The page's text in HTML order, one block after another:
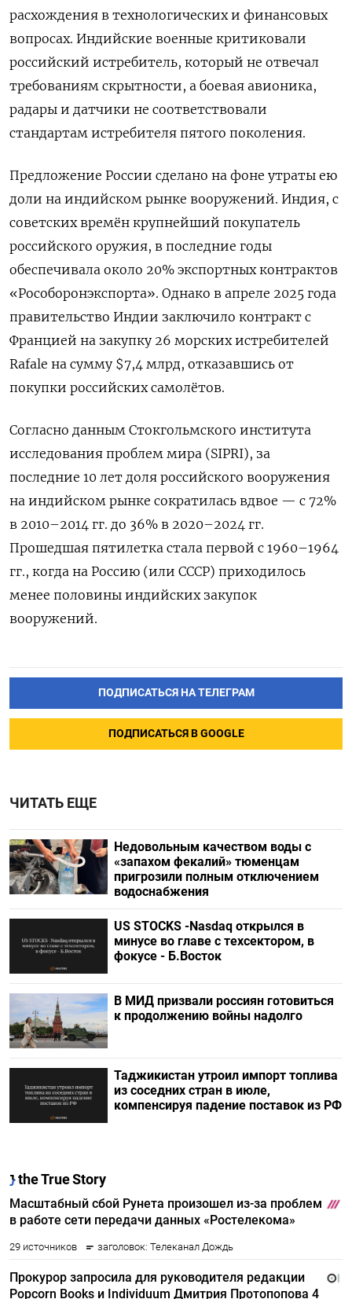
расхождения в технологических и финансовых
вопросах. Индийские военные критиковали
российский истребитель, который не отвечал
требованиям скрытности, а боевая авионика,
радары и датчики не соответствовали
стандартам истребителя пятого поколения.
Предложение России сделано на фоне утраты ею
доли на индийском рынке вооружений. Индия, с
советских времён крупнейший покупатель
российского оружия, в последние годы
обеспечивала около 20% экспортных контрактов
«Рособоронэкспорта». Однако в апреле 2025 года
правительство Индии заключило контракт с
Францией на закупку 26 морских истребителей
Rafale на сумму $7,4 млрд, отказавшись от
покупки российских самолётов.
Согласно данным Стокгольмского института
исследования проблем мира (SIPRI), за
последние 10 лет доля российского вооружения
на индийском рынке сократилась вдвое — с 72%
в 2010–2014 гг. до 36% в 2020–2024 гг.
Прошедшая пятилетка стала первой с 1960–1964
гг., когда на Россию (или СССР) приходилось
менее половины индийских закупок
вооружений.
ПОДПИСАТЬСЯ НА ТЕЛЕГРАМ
ПОДПИСАТЬСЯ В GOOGLE
ЧИТАТЬ ЕЩЕ
Недовольным качеством воды с
«запахом фекалий» тюменцам
пригрозили полным отключением
водоснабжения
US STOCKS -Nasdaq открылся в
минусе во главе с техсектором, в
фокусе - Б.Восток
В МИД призвали россиян готовиться
к продолжению войны надолго
Таджикистан утроил импорт топлива
из соседних стран в июле,
компенсируя падение поставок из РФ